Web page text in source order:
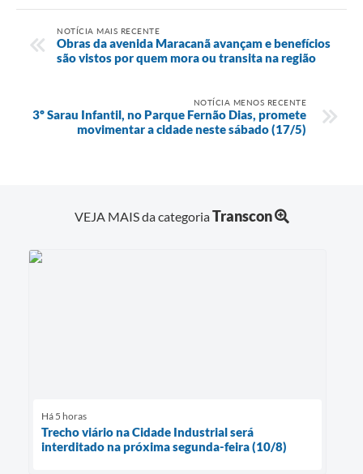
NOTÍCIA MAIS RECENTE
Obras da avenida Maracanã avançam e benefícios
são vistos por quem mora ou transita na região
NOTÍCIA MENOS RECENTE
3º Sarau Infantil, no Parque Fernão Dias, promete
movimentar a cidade neste sábado (17/5)
VEJA MAIS da categoriaTranscon
Há 5 horas
Trecho viário na Cidade Industrial será
interditado na próxima segunda-feira (10/8)